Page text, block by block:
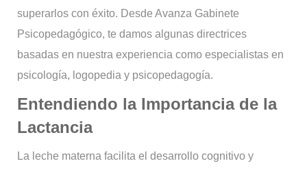
superarlos con éxito. Desde Avanza Gabinete
Psicopedagógico, te damos algunas directrices
basadas en nuestra experiencia como especialistas en
psicología, logopedia y psicopedagogía.
Entendiendo la Importancia de la
Lactancia
La leche materna facilita el desarrollo cognitivo y